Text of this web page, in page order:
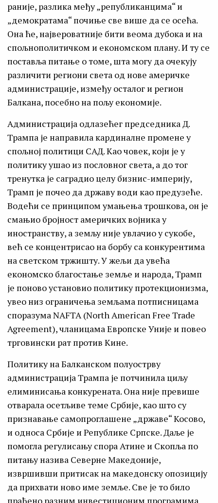
раније, разлика међу „републиканцима“ и
„демократама“ почиње све више да се осећа.
Она ће, највероватније бити веома дубока и на
спољнополитичком и економском плану. И ту се
поставља питање о томе, шта могу да очекују
различити региони света од нове америчке
администрације, између осталог и регион
Балкана, посебно на пољу економије.
Администрација одлазећег председника Д.
Трампа је направила кардиналне промене у
спољној политици САД. Као човек, који је у
политику ушао из пословног света, а до тог
тренутка је саградио целу бизнис-империју,
Трамп је почео да државу води као предузеће.
Водећи се принципом умањења трошкова, он је
смањио бројност америчких војника у
иностранству, а земљу није увлачио у сукобе,
већ се концентрисао на борбу са конкурентима
на светском тржишту. У жељи да увећа
економско благостање земље и народа, Трамп
је поново установио политику протекционизма,
увео низ ограничења земљама потписницама
споразума NAFTA (North American Free Trade
Agreement), чланицама Европске Уније и повео
трговински рат против Кине.
Политику на Балканском полуострву
администрација Трампа је потчинила циљу
елиминисања конкурената. Она није превише
отварала осетљиве теме Србије, као што су
признавање самопроглашене „државе“ Косово,
и односа Србије и Републике Српске. Даље је
помогла регулисању спора Атине и Скопља по
питању назива Северне Македоније,
извршивши притисак на македонску опозицију
да прихвати ново име земље. Све је то било
праћено разним инвестиционим програмима